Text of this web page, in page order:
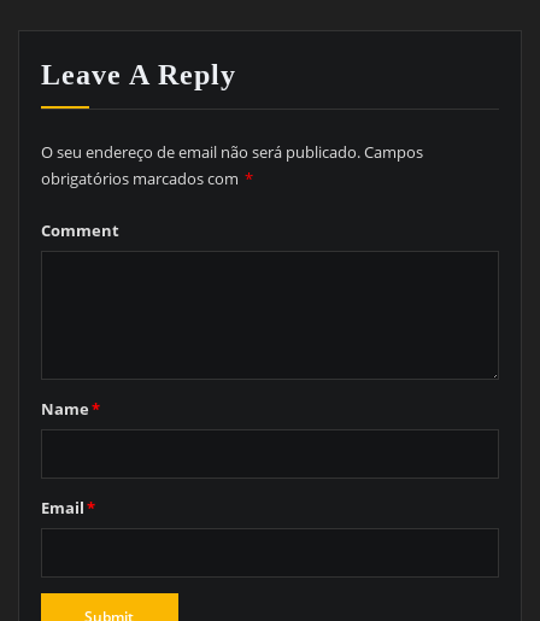
Leave A Reply
O seu endereço de email não será publicado.Campos
obrigatórios marcados com *
Comment
Name*
Email*